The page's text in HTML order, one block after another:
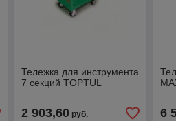
Тележка для инструмента
7 секций TOPTUL
2 903,60руб. 6